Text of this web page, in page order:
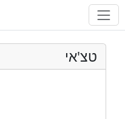
טצ'אי